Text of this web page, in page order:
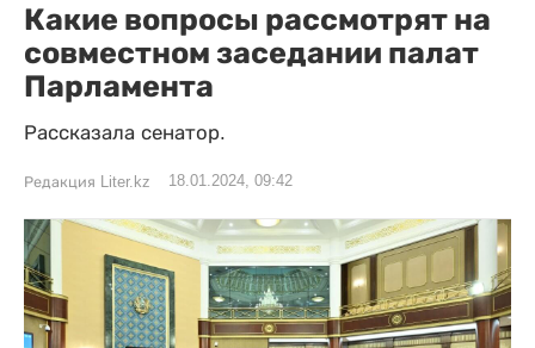
Какие вопросы рассмотрят на
совместном заседании палат
Парламента
Рассказала сенатор.
Редакция Liter.kz 18.01.2024, 09:42